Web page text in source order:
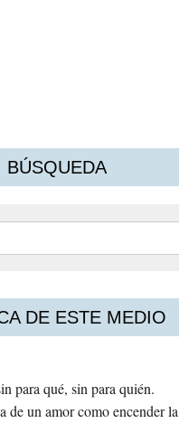
BÚSQUEDA
DE ESTE MEDIO
para qué, sin para quién.
de un amor como encender la